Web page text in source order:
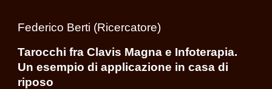
Federico Berti (Ricercatore)
Tarocchi fra Clavis Magna e Infoterapia.
Un esempio di applicazione in casa di
riposo